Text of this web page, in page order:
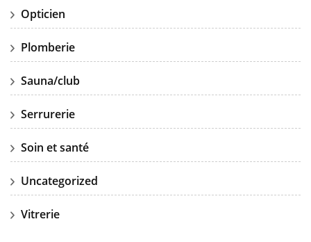
Opticien
Plomberie
Sauna/club
Serrurerie
Soin et santé
Uncategorized
Vitrerie